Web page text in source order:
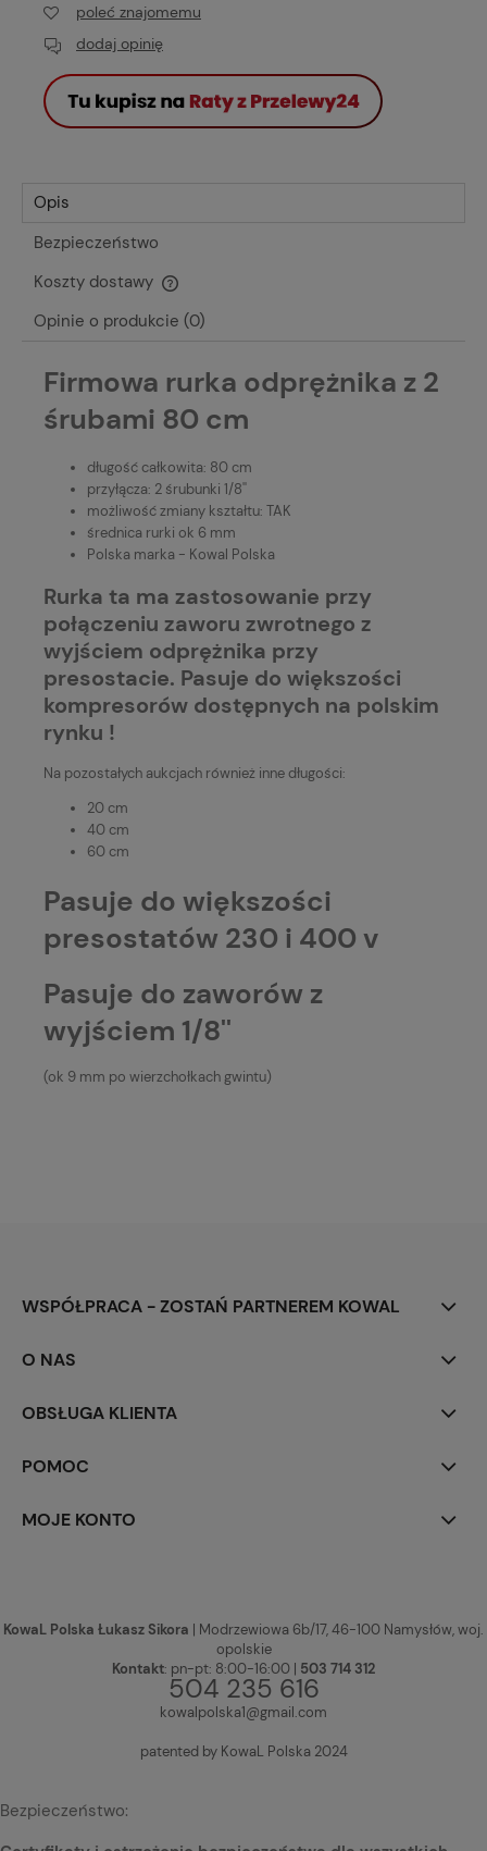
poleć znajomemu
dodaj opinię
Opis
Bezpieczeństwo
Koszty dostawy
Cena nie zawiera ewentualnych kosztów płatności
Opinie o produkcie (0)
Firmowa rurka odprężnika z 2
śrubami 80 cm
długość całkowita: 80 cm
przyłącza: 2 śrubunki 1/8''
możliwość zmiany kształtu: TAK
średnica rurki ok 6 mm
Polska marka - Kowal Polska
Rurka ta ma zastosowanie przy
połączeniu zaworu zwrotnego z
wyjściem odprężnika przy
presostacie. Pasuje do większości
kompresorów dostępnych na polskim
rynku !
Na pozostałych aukcjach również inne długości:
20 cm
40 cm
60 cm
Pasuje do większości
presostatów 230 i 400 v
Pasuje do zaworów z
wyjściem 1/8''
(ok 9 mm po wierzchołkach gwintu)
WSPÓŁPRACA - ZOSTAŃ PARTNEREM KOWAL
O NAS
OBSŁUGA KLIENTA
POMOC
MOJE KONTO
KowaL Polska Łukasz Sikora | Modrzewiowa 6b/17, 46-100 Namysłów, woj.
opolskie
Kontakt: pn-pt: 8:00-16:00 | 503 714 312
504 235 616
kowalpolska1@gmail.com
patented by KowaL Polska 2024
Bezpieczeństwo: